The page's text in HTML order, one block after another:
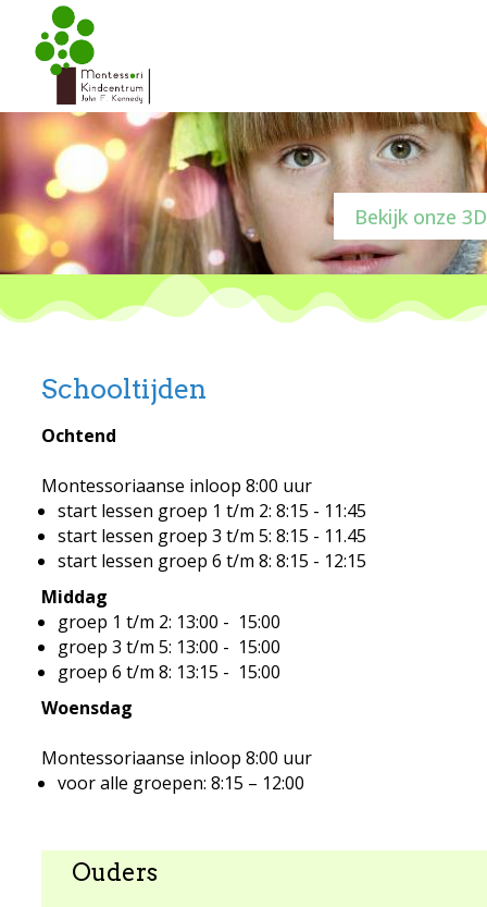
Bekijk onze
Schooltijden
Ochtend
Montessoriaanse inloop 8:00 uur
start lessen groep 1 t/m 2: 8:15 - 11:45
start lessen groep 3 t/m 5: 8:15 - 11.45
start lessen groep 6 t/m 8: 8:15 - 12:15
Middag
groep 1 t/m 2: 13:00 - 15:00
groep 3 t/m 5: 13:00 - 15:00
groep 6 t/m 8: 13:15 - 15:00
Woensdag
Montessoriaanse inloop 8:00 uur
voor alle groepen: 8:15 – 12:00
Ouders